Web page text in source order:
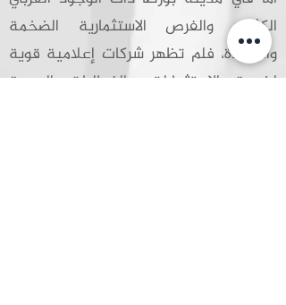
الكثيف والفرص الاستثمارية الضخمة
والواعدة، فلم تظهر شركات إعلامية قوية
لخدمة الاستثمارات والفعاليات العربية